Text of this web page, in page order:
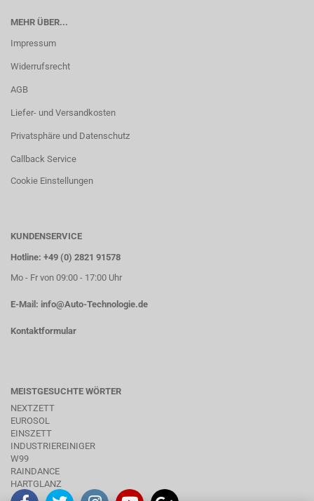
MEHR ÜBER...
Impressum
Widerrufsrecht
AGB
Liefer- und Versandkosten
Privatsphäre und Datenschutz
Callback Service
Cookie Einstellungen
KUNDENSERVICE
Hotline: +49 (0) 2821 91578
Mo - Fr von 09:00 - 17:00 Uhr
E-Mail: info@Auto-Technologie.de
Kontaktformular
MEISTGESUCHTE WÖRTER
NEXTZETT
EUROSOL
EINSZETT
INDUSTRIEREINIGER
W99
RAINDANCE
HARTGLANZ